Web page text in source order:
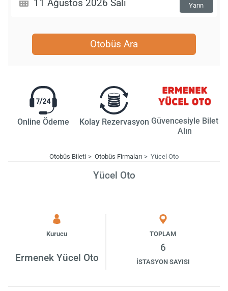
Yarın
Otobüs Ara
Online Ödeme Kolay Rezervasyon Güvencesiyle Bilet
Alın
Otobüs Bileti Otobüs Firmaları Yücel Oto
Yücel Oto
Kurucu
Ermenek Yücel Oto
TOPLAM
6
İSTASYON SAYISI